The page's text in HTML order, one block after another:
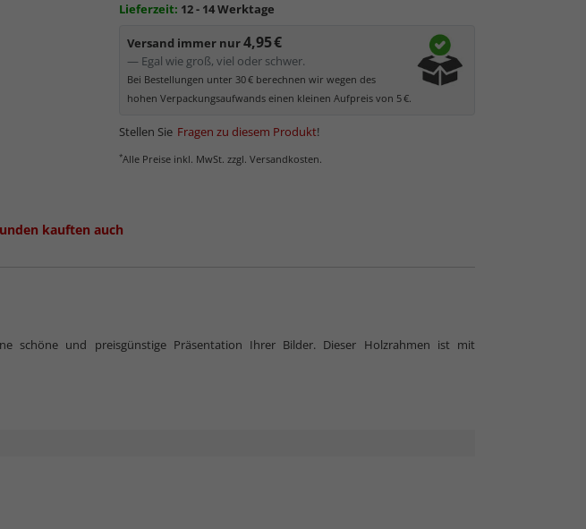
Schutz des Bildes.
Normalglas hat eine leichte Grünfärbung
, wodurch es im
Bereich der Weißtöne zu einem dezenten Grünschimmer
kommt. Für Bilder mit hellen Farben empfehlen wir Kunst- oder
Museumsglas.
mehr zum Normalglas
Lieferzeit: 12 - 14 Werktage
Versand immer nur4,95 €
— Egal wie groß, viel oder schwer.
Bei Bestellungen unter 30 € berechnen wir wegen des
hohen Verpackungsaufwands einen kleinen Aufpreis von 5 €.
Stellen Sie Fragen zu diesem Produkt!
*Alle Preise inkl. MwSt. zzgl. Versandkosten.
kauften auch
schöne und preisgünstige Präsentation Ihrer Bilder. Dieser Holzrahmen ist mit